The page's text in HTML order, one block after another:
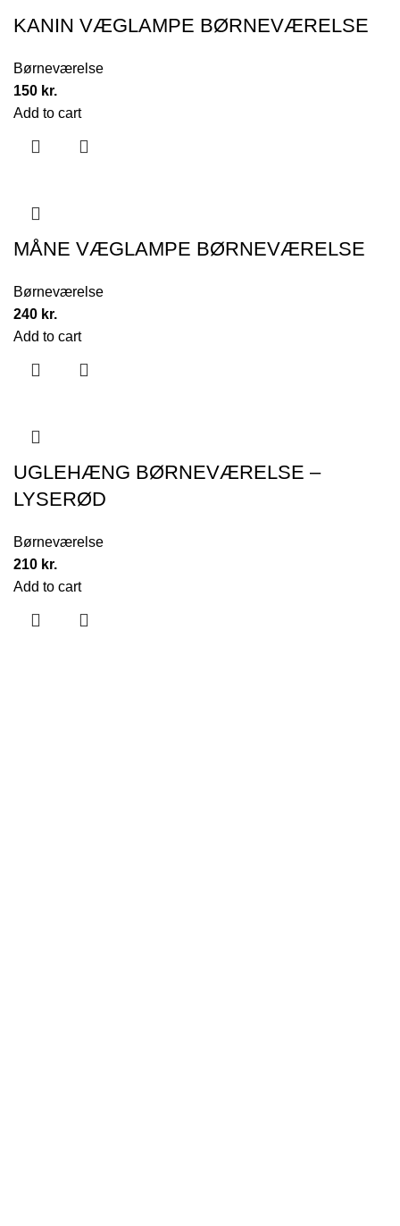
KANIN VÆGLAMPE BØRNEVÆRELSE
Børneværelse
150 kr.
Add to cart
MÅNE VÆGLAMPE BØRNEVÆRELSE
Børneværelse
240 kr.
Add to cart
UGLEHÆNG BØRNEVÆRELSE –
LYSERØD
Børneværelse
210 kr.
Add to cart